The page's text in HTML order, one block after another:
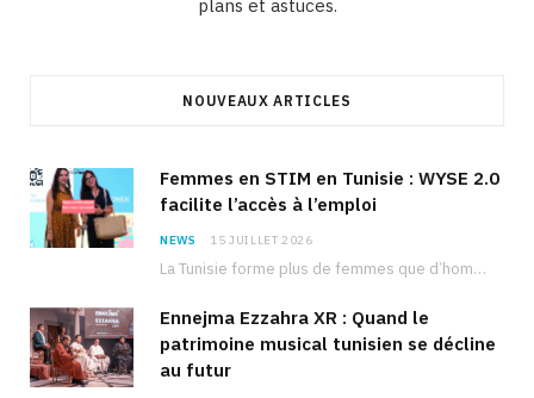
plans et astuces.
NOUVEAUX ARTICLES
Femmes en STIM en Tunisie : WYSE 2.0
facilite l’accès à l’emploi
NEWS 15 JUILLET 2026
La Tunisie forme plus de femmes que d’hommes dans les filières scientifiques. Pourtant, pour beaucoup…
Ennejma Ezzahra XR : Quand le
patrimoine musical tunisien se décline
au futur